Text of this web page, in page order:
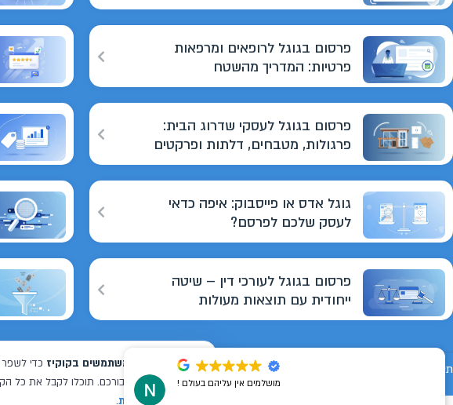
פרסום בגוגל לרופאים ומרפאות
פרטיות: המדריך מהשטח
פרסום בגוגל לעסקי שדרוג הבית:
פרגולות, מטבחים, דלתות ופרקטים
גוגל אדס או פייסבוק: איפה כדאי
לעסק שלכם לפרסם?
פרסום בגוגל לעורכי דין – שיטה
ייחודית עם תוצאות מעולות
תנאי שימוש הצהרת נגישות מפת אתר
וואו איזה כיף,
מושלמים אין עליהם בעולם !